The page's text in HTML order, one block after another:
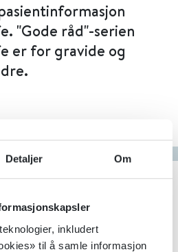
Detaljer Om
inkludert
til å samle informasjon
"Gode råd"-serien
er for gravide og
Alfabetisk